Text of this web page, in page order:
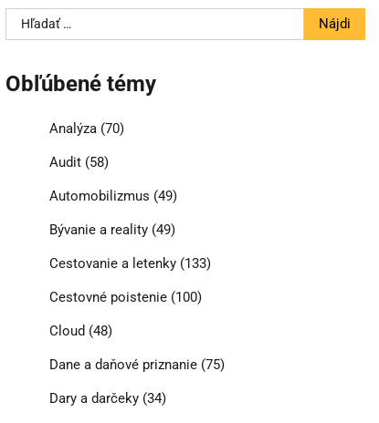
Hľadať:
Obľúbené témy
Analýza(70)
Audit(58)
Automobilizmus (49)
Bývanie a reality(49)
Cestovanie a letenky(133)
Cestovné poistenie(100)
Cloud (48)
Dane a daňové priznanie(75)
Dary a darčeky(34)